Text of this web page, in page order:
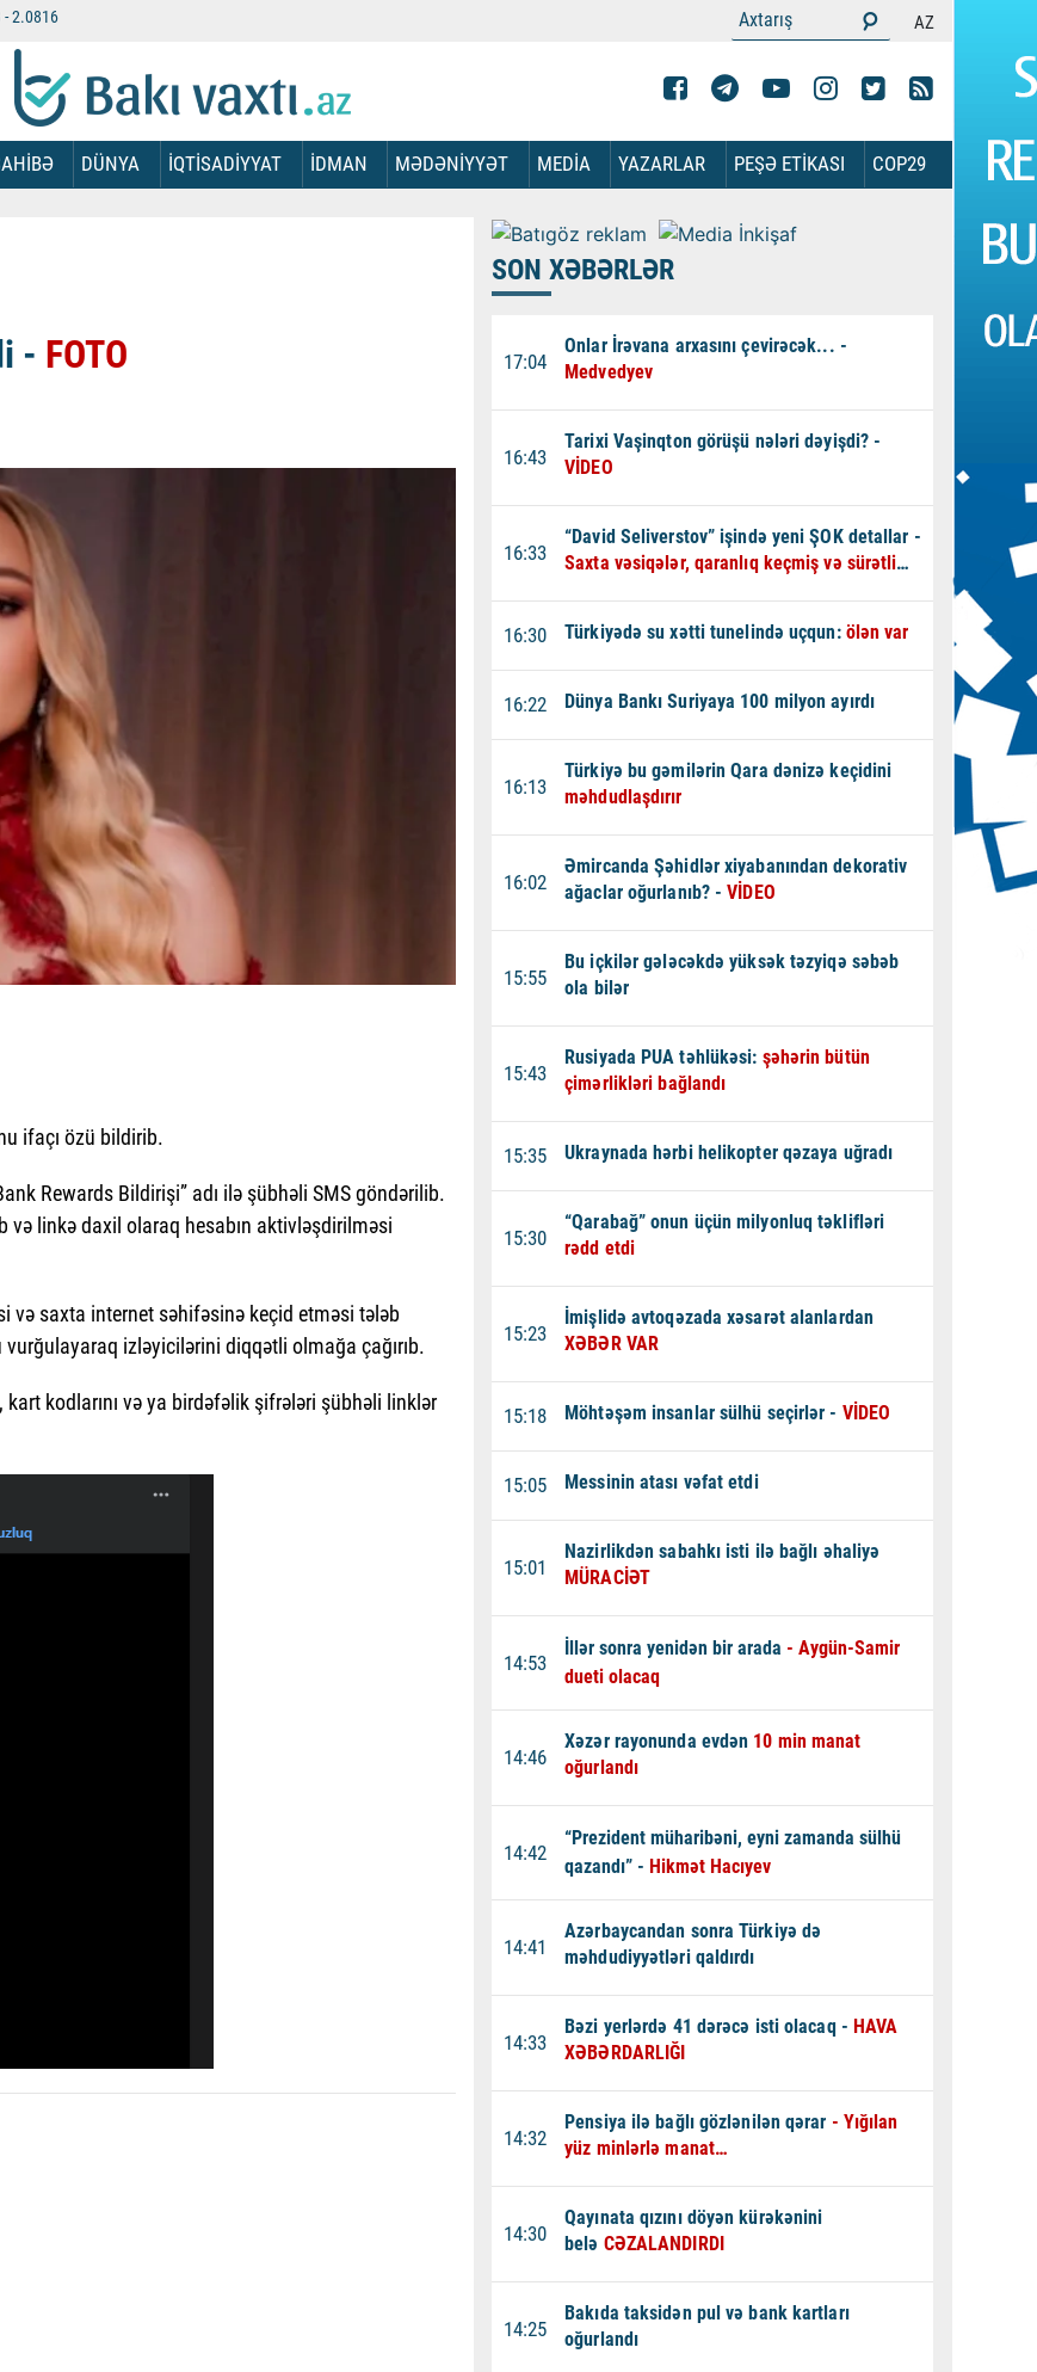
-2.0816 AZ
DÜNYA İQTİSADİYYAT İDMAN MƏDƏNİYYƏT MEDİA YAZARLAR PEŞƏ ETİKASI COP29
- FOTO
ifaçı özü bildirib.
Rewards Bildirişi” adı ilə şübhəli SMS göndərilib.
və linkə daxil olaraq hesabın aktivləşdirilməsi
və saxta internet səhifəsinə keçid etməsi tələb
izləyicilərini diqqətli olmağa çağırıb.
kodlarını və ya birdəfəlik şifrələri şübhəli linklər
SON XƏBƏRLƏR
17:04
Onlar İrəvana arxasını çevirəcək... -
Medvedyev
16:43
Tarixi Vaşinqton görüşü nələri dəyişdi? -
VİDEO
16:33
“David Seliverstov” işində yeni ŞOK detallar -
Saxta vəsiqələr, qaranlıq keçmiş və sürətli
16:30 Türkiyədə su xətti tunelində uçqun:ölən var
16:22 Dünya Bankı Suriyaya 100 milyon ayırdı
16:13
Türkiyə bu gəmilərin Qara dənizə keçidini
məhdudlaşdırır
16:02
Əmircanda Şəhidlər xiyabanından dekorativ
ağaclar oğurlanıb? -VİDEO
15:55
Bu içkilər gələcəkdə yüksək təzyiqə səbəb
ola bilər
15:43
Rusiyada PUA təhlükəsi: şəhərin bütün
çimərlikləri bağlandı
15:35 Ukraynada hərbi helikopter qəzaya uğradı
15:30
“Qarabağ” onun üçün milyonluq təklifləri
rədd etdi
15:23
İmişlidə avtoqəzada xəsarət alanlardan
XƏBƏR VAR
15:18 Möhtəşəm insanlar sülhü seçirlər - VİDEO
15:05 Messinin atası vəfat etdi
15:01
Nazirlikdən sabahkı isti ilə bağlı əhaliyə
MÜRACİƏT
14:53
İllər sonra yenidən bir arada - Aygün-Samir
dueti olacaq
14:46
Xəzər rayonunda evdən 10 min manat
oğurlandı
14:42
“Prezident müharibəni, eyni zamanda sülhü
qazandı” - Hikmət Hacıyev
14:41
Azərbaycandan sonra Türkiyə də
məhdudiyyətləri qaldırdı
14:33
Bəzi yerlərdə 41 dərəcə isti olacaq - HAVA
XƏBƏRDARLIĞI
14:32
Pensiya ilə bağlı gözlənilən qərar - Yığılan
yüz minlərlə manat…
14:30
Qayınata qızını döyən kürəkənini
belə CƏZALANDIRDI
14:25
Bakıda taksidən pul və bank kartları
oğurlandı